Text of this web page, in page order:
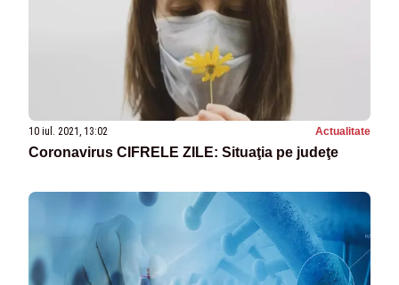
10 iul. 2021, 13:02 Actualitate
Coronavirus CIFRELE ZILE: Situaţia pe judeţe